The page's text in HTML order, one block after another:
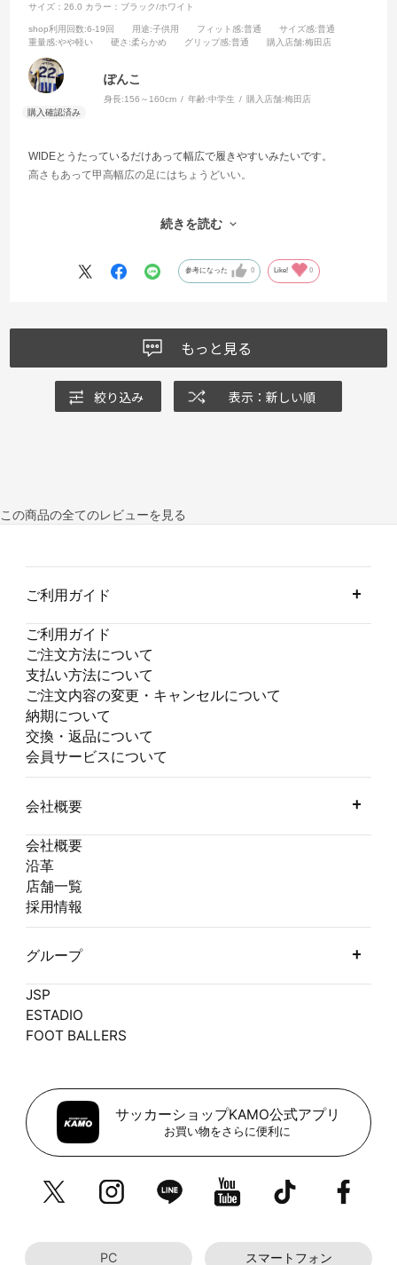
サイズ：26.0 カラー：ブラック/ホワイト
shop利用回数:6-19回 用途:子供用 フィット感:普通 サイズ感:普通
重量感:やや軽い 硬さ :柔らかめ グリップ感:普通 購入店舗:梅田店
ぽんこ
身長:156～160cm 年齢:中学生 購入店舗:梅田店
WIDEとうたっているだけあって幅広で履きやすいみたいです。
高さもあって甲高幅広の足にはちょうどいい。
たまたまなのか列が結構長くてちょうど棚の前に皆さん並ばれてい
商品を見たり取ったりするのが非常にしにくかったです。
ポールなどで中央に並ぶように促すような動線があればよかったな、
店員さんが本店の方まで一緒に行ってくださって助かりました。
ありがとうございました。
続きを読む
参考になった 0 Like! 0
もっと見る
絞り込み 表示：新しい順
この商品の全てのレビューを見る
ご利用ガイド
ご利用ガイド
ご注文方法について
支払い方法について
ご注文内容の変更・キャンセルについて
納期について
交換・返品について
会員サービスについて
会社概要
会社概要
沿革
店舗一覧
採用情報
グループ
JSP
ESTADIO
FOOT BALLERS
サッカーショップKAMO公式アプリ
お買い物をさらに便利に
PC スマートフォン